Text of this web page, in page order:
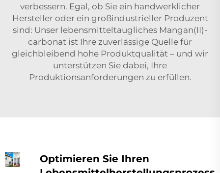
verbessern. Egal, ob Sie ein handwerklicher
Hersteller oder ein großindustrieller Produzent
sind: Unser lebensmitteltaugliches Mangan(II)-
carbonat ist Ihre zuverlässige Quelle für
gleichbleibend hohe Produktqualität – und wir
unterstützen Sie dabei, Ihre
Produktionsanforderungen zu erfüllen.
Optimieren Sie Ihren